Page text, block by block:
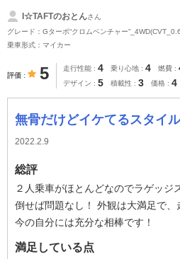
I☆TAFTのおとんさん
グレード：Gターボ“クロムベンチャー
乗車形式：マイカー
評価 5 走行性能 4 乗り心地 4 燃費
デザイン 5 積載性 3 価格 4
無骨だけどイケてるスタイル
2022.2.9
総評
２人乗車がほとんどなのでラゲッジ
倒せば問題なし！ 外観は大満足で、
今の自分には充分な相棒です！
満足している点